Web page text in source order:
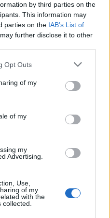
by third parties on the
This information may
parties on the IAB’s List of
further disclose it to other
uses one or more Google
behaviour. You may click to
and its third-party tags to
purposes in below Google
Opt Outs
of my
of my
my
Advertising.
Use,
of my
with the
η οποία αποτελεί
στενά δρομάκια και τα